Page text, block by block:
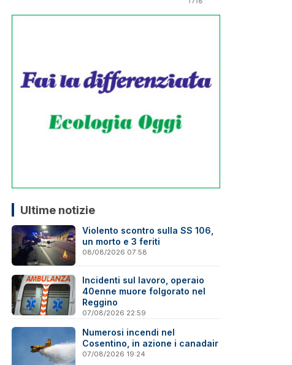
Ultime notizie
Violento scontro sulla SS 106,
un morto e 3 feriti
08/08/2026 07:58
Incidenti sul lavoro, operaio
40enne muore folgorato nel
Reggino
07/08/2026 22:59
Numerosi incendi nel
Cosentino, in azione i canadair
07/08/2026 19:24